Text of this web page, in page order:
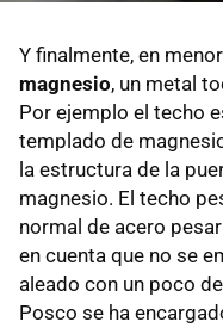
Y finalmente, en
magnesio, un metal
Por ejemplo el techo
templado de
la estructura de la
magnesio. El techo
normal de acero
en cuenta que no se
aleado con un poco
Posco se ha